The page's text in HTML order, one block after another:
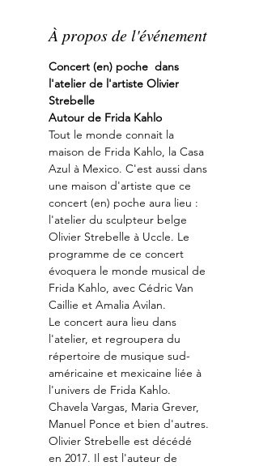
À propos de l'événement
Concert (en) poche  dans
l'atelier de l'artiste Olivier
Strebelle
Autour de Frida Kahlo
Tout le monde connait la
maison de Frida Kahlo, la Casa
Azul à Mexico. C'est aussi dans
une maison d'artiste que ce
concert (en) poche aura lieu :
l'atelier du sculpteur belge
Olivier Strebelle à Uccle. Le
programme de ce concert
évoquera le monde musical de
Frida Kahlo, avec Cédric Van
Caillie et Amalia Avilan.
Le concert aura lieu dans
l'atelier, et regroupera du
répertoire de musique sud-
américaine et mexicaine liée à
l'univers de Frida Kahlo.
Chavela Vargas, Maria Grever,
Manuel Ponce et bien d'autres.
Olivier Strebelle est décédé
en 2017. Il est l'auteur de